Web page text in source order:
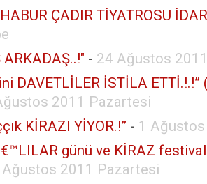
ÇADIR TİYATROSU
- 24 Ağustos
DAVETLİLER İSTİLA ETTİ.!.!”
2011 Pazartesi
KİRAZI YİYOR.!” - 1
günü ve KİRAZ
Ağustos 2011 Pazartesi